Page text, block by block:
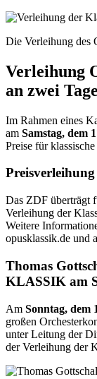
Die Verleihung des
Verleihung
an zwei
Im Rahmen eines
am Samstag, dem
Preise für
Das ZDF überträgt
Verleihung der
Weitere
opusklassik.de und
Thomas
KLASSIK am
Am Sonntag, dem
großen
unter Leitung der
der Verleihung der